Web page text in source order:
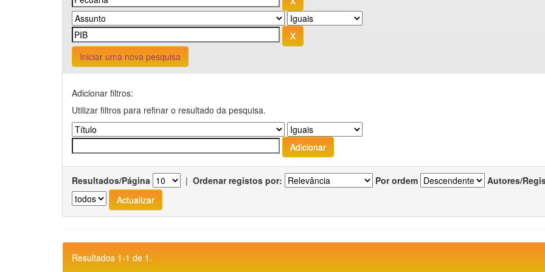
Iniciar uma nova pesquisa
Adicionar filtros:
Utilizar filtros para refinar o resultado da pesquisa.
Resultados/Página | Ordenar registos por: Por ordem Autores/
Resultados 1-1 de 1.